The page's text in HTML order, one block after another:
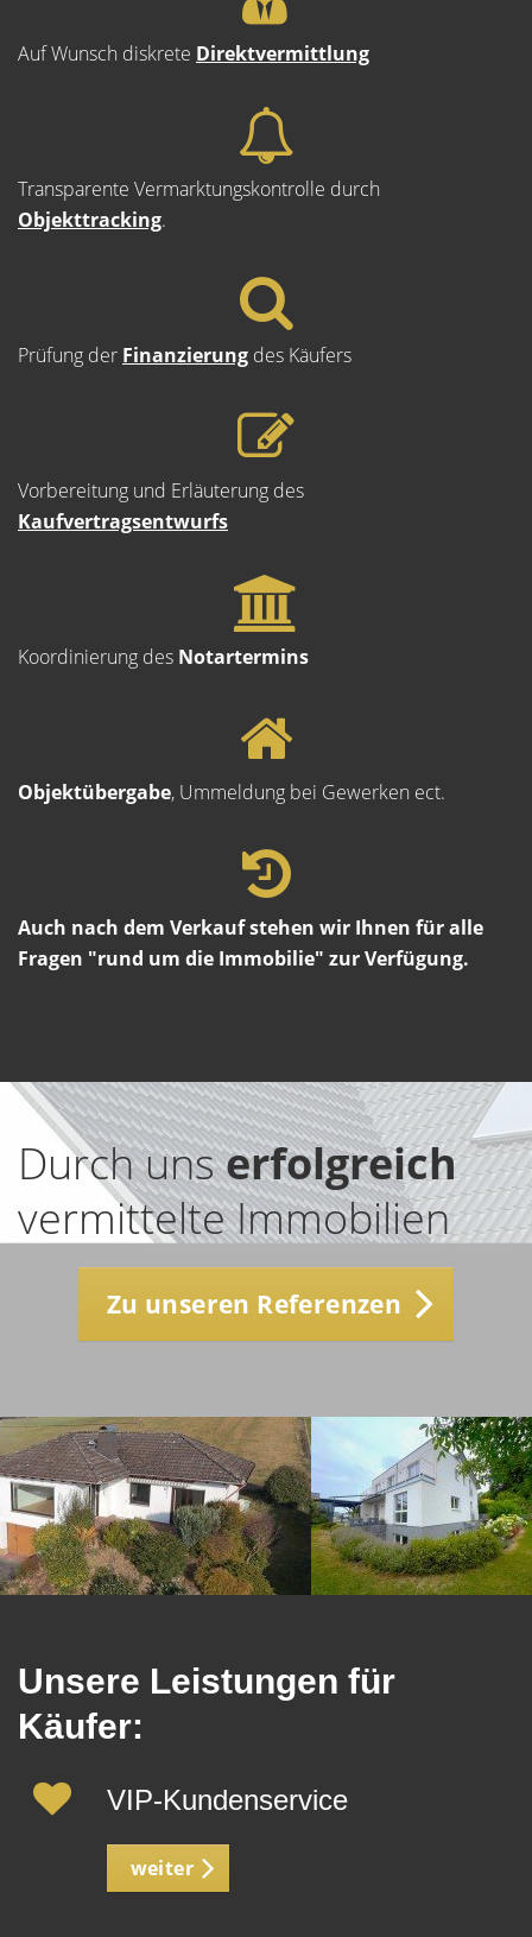
Auf Wunsch diskrete Direktvermittlung
Transparente Vermarktungskontrolle durch
Objekttracking.
Prüfung der Finanzierung des Käufers
Vorbereitung und Erläuterung des
Kaufvertragsentwurfs
Koordinierung des Notartermins
Objektübergabe, Ummeldung bei Gewerken ect.
Auch nach dem Verkauf stehen wir Ihnen für alle
Fragen "rund um die Immobilie" zur Verfügung.
Durch unserfolgreich
vermittelte Immobilien
Zu unseren Referenzen
Unsere Leistungen für
Käufer:
VIP-Kundenservice
weiter